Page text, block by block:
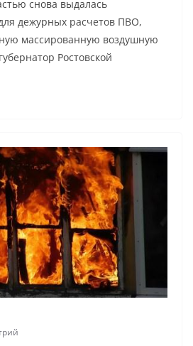
снова выдалась
дежурных расчетов ПВО,
массированную воздушную
Ростовской